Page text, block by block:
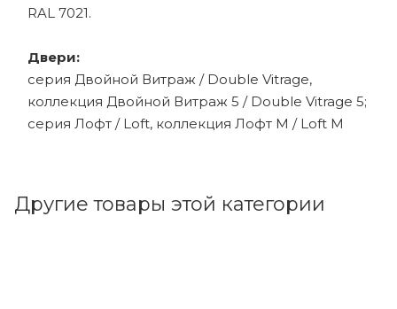
RAL 7021.
Двери:
серия Двойной Витраж / Double Vitrage,
коллекция Двойной Витраж 5 / Double Vitrage 5;
серия Лофт / Loft, коллекция Лофт М / Loft M
Другие товары этой категории